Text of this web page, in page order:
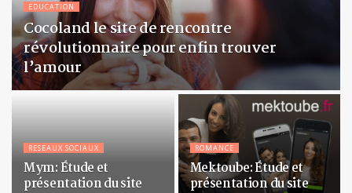
EDUCATION
Cocoland le site de rencontre
révolutionnaire pour enfin trouver
l’amour
RESEAUX SOCIAUX
Mym: Étude et
présentation du site
ROMANCE
Mektoube: Étude et
présentation du site